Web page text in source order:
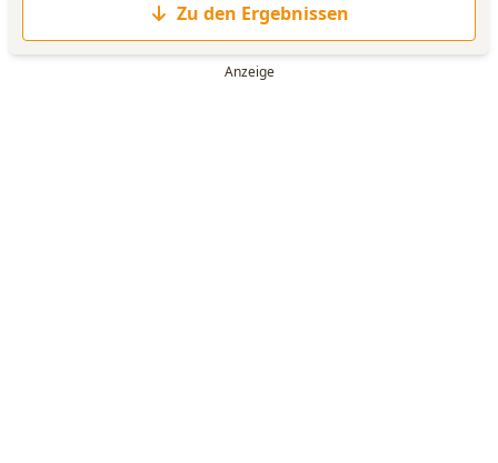
Zu den Ergebnissen